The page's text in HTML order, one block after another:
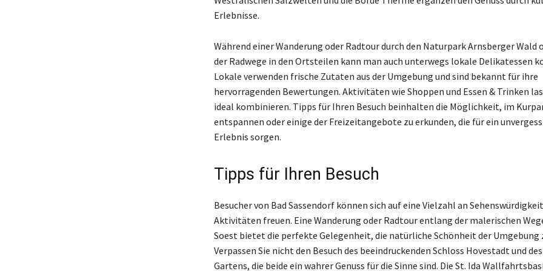
Erlebnisse.
Während einer Wanderung oder Radtour durch den Naturpark Arnsberger Wald
der Radwege in den Ortsteilen kann man auch unterwegs lokale Delikatessen
Lokale verwenden frische Zutaten aus der Umgebung und sind bekannt für ihre
hervorragenden Bewertungen. Aktivitäten wie Shoppen und Essen & Trinken
ideal kombinieren. Tipps für Ihren Besuch beinhalten die Möglichkeit, im
entspannen oder einige der Freizeitangebote zu erkunden, die für ein
Erlebnis sorgen.
Tipps für Ihren Besuch
Besucher von Bad Sassendorf können sich auf eine Vielzahl an
Aktivitäten freuen. Eine Wanderung oder Radtour entlang der malerischen
Soest bietet die perfekte Gelegenheit, die natürliche Schönheit der Umgebung
Verpassen Sie nicht den Besuch des beeindruckenden Schloss Hovestadt und
Gartens, die beide ein wahrer Genuss für die Sinne sind. Die St. Ida